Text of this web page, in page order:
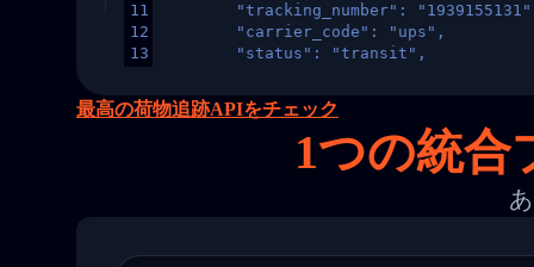
11
12
13
15
16
"tracking_number":
        "carrier_code": "ups",
        "status": "transit",
"destination_country": "United
        "itemTimeLength": 2,
        "weblink": "",
        "phone": null,
最高の荷物追跡APIをチェック
1つの統合